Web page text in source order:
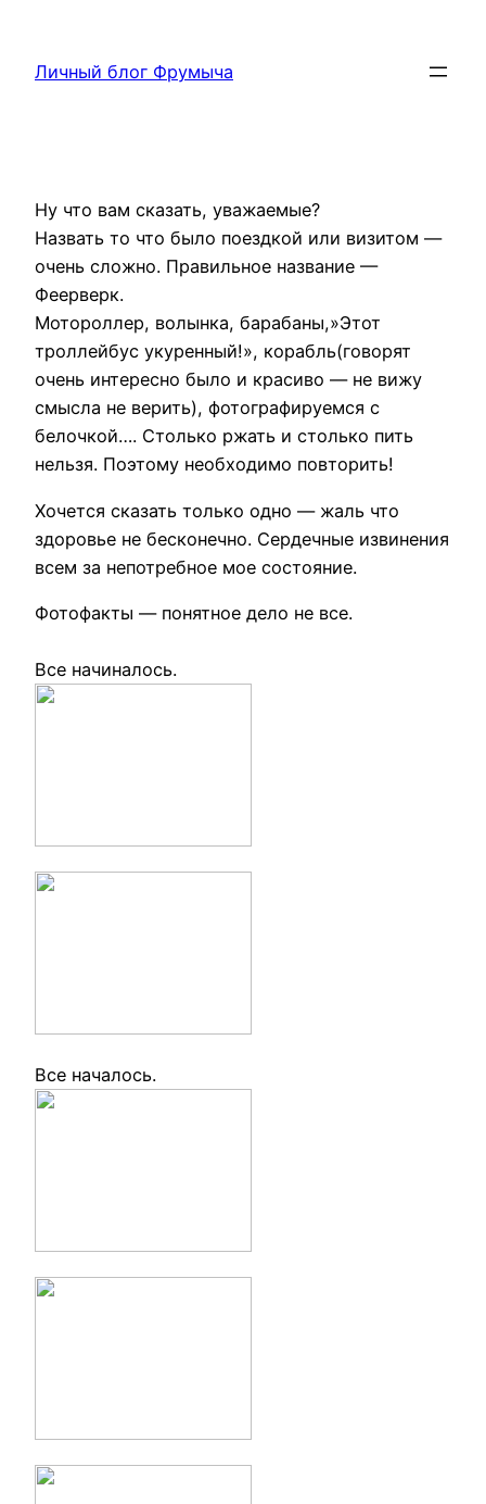
содержимому
Личный блог Фрумыча
Ну что вам сказать, уважаемые?
Назвать то что было поездкой или визитом —
очень сложно. Правильное название —
Феерверк.
Мотороллер, волынка, барабаны,»Этот
троллейбус укуренный!», корабль(говорят
очень интересно было и красиво — не вижу
смысла не верить), фотографируемся с
белочкой…. Столько ржать и столько пить
нельзя. Поэтому необходимо повторить!
Хочется сказать только одно — жаль что
здоровье не бесконечно. Сердечные извинения
всем за непотребное мое состояние.
Фотофакты — понятное дело не все.
Все начиналось.
Все началось.